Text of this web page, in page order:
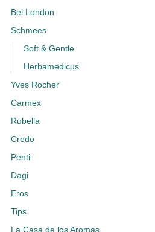
Bel London
Schmees
Soft & Gentle
Herbamedicus
Yves Rocher
Carmex
Rubella
Credo
Penti
Dagi
Eros
Tips
La Casa de los Aromas